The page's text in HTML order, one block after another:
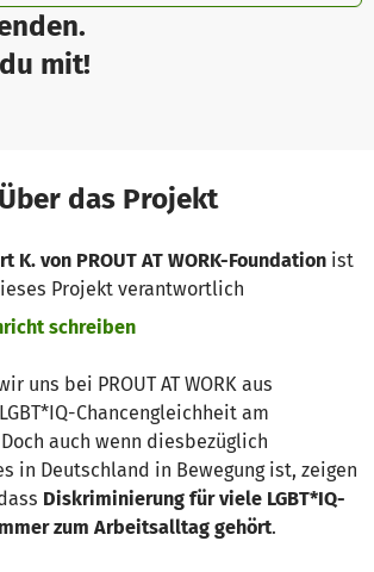
mit!
Über das Projekt
K. von PROUT AT WORK-Foundation ist
Projekt verantwortlich
schreiben
uns bei PROUT AT WORK aus
Chancengleichheit am
auch wenn diesbezüglich
in Deutschland in Bewegung ist, zeigen
Diskriminierung für viele LGBT*IQ-
zum Arbeitsalltag gehört.